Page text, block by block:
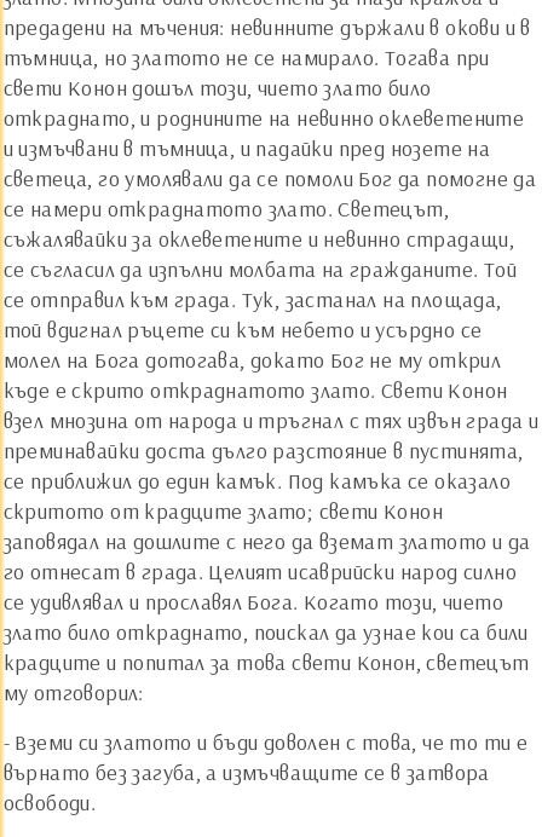
предадени на мъчения: невинните държали в окови и в
тъмница, но златото не се намирало. Тогава при
свети Конон дошъл този, чието злато било
откраднато, и роднините на невинно оклеветените
и измъчвани в тъмница, и падайки пред нозете на
светеца, го умолявали да се помоли Бог да помогне да
се намери откраднатото злато. Светецът,
съжалявайки за оклеветените и невинно страдащи,
се съгласил да изпълни молбата на гражданите. Той
се отправил към града. Тук, застанал на площада,
той вдигнал ръцете си към небето и усърдно се
молел на Бога дотогава, докато Бог не му открил
къде е скрито откраднатото злато. Свети Конон
взел мнозина от народа и тръгнал с тях извън града и
преминавайки доста дълго разстояние в пустинята,
се приближил до един камък. Под камъка се оказало
скритото от крадците злато; свети Конон
заповядал на дошлите с него да вземат златото и да
го отнесат в града. Целият исаврийски народ силно
се удивлявал и прославял Бога. Когато този, чието
злато било откраднато, поискал да узнае кои са били
крадците и попитал за това свети Конон, светецът
му отговорил:
- Вземи си златото и бъди доволен с това, че то ти е
върнато без загуба, а измъчващите се в затвора
освободи.